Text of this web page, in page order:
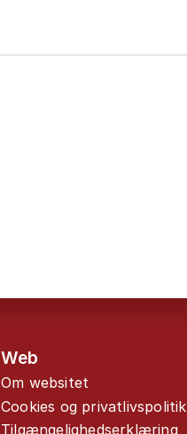
Web
Om websitet
Cookies og privatlivspolitik
Tilgængelighedserklæring